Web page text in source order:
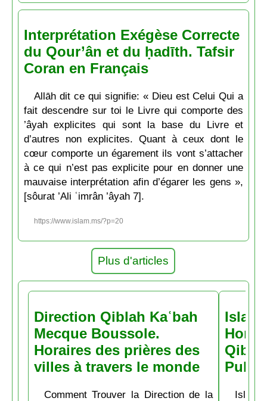
Interprétation Exégèse Correcte
du Qour’ân et du ḥadīth. Tafsir
Coran en Français
Allāh dit ce qui signifie: « Dieu est Celui Qui a
fait descendre sur toi le Livre qui comporte des
’âyah explicites qui sont la base du Livre et
d’autres non explicites. Quant à ceux dont le
cœur comporte un égarement ils vont s’attacher
à ce qui n’est pas explicite pour en donner une
mauvaise interprétation afin d’égarer les gens »,
[sôurat ’Ali ʿimrân ’âyah 7].
https://www.islam.ms/?p=20
Plus d'articles
Direction Qiblah Kaʿbah
Mecque Boussole.
Horaires des prières des
villes à travers le monde
Comment Trouver la Direction de la
Pubs